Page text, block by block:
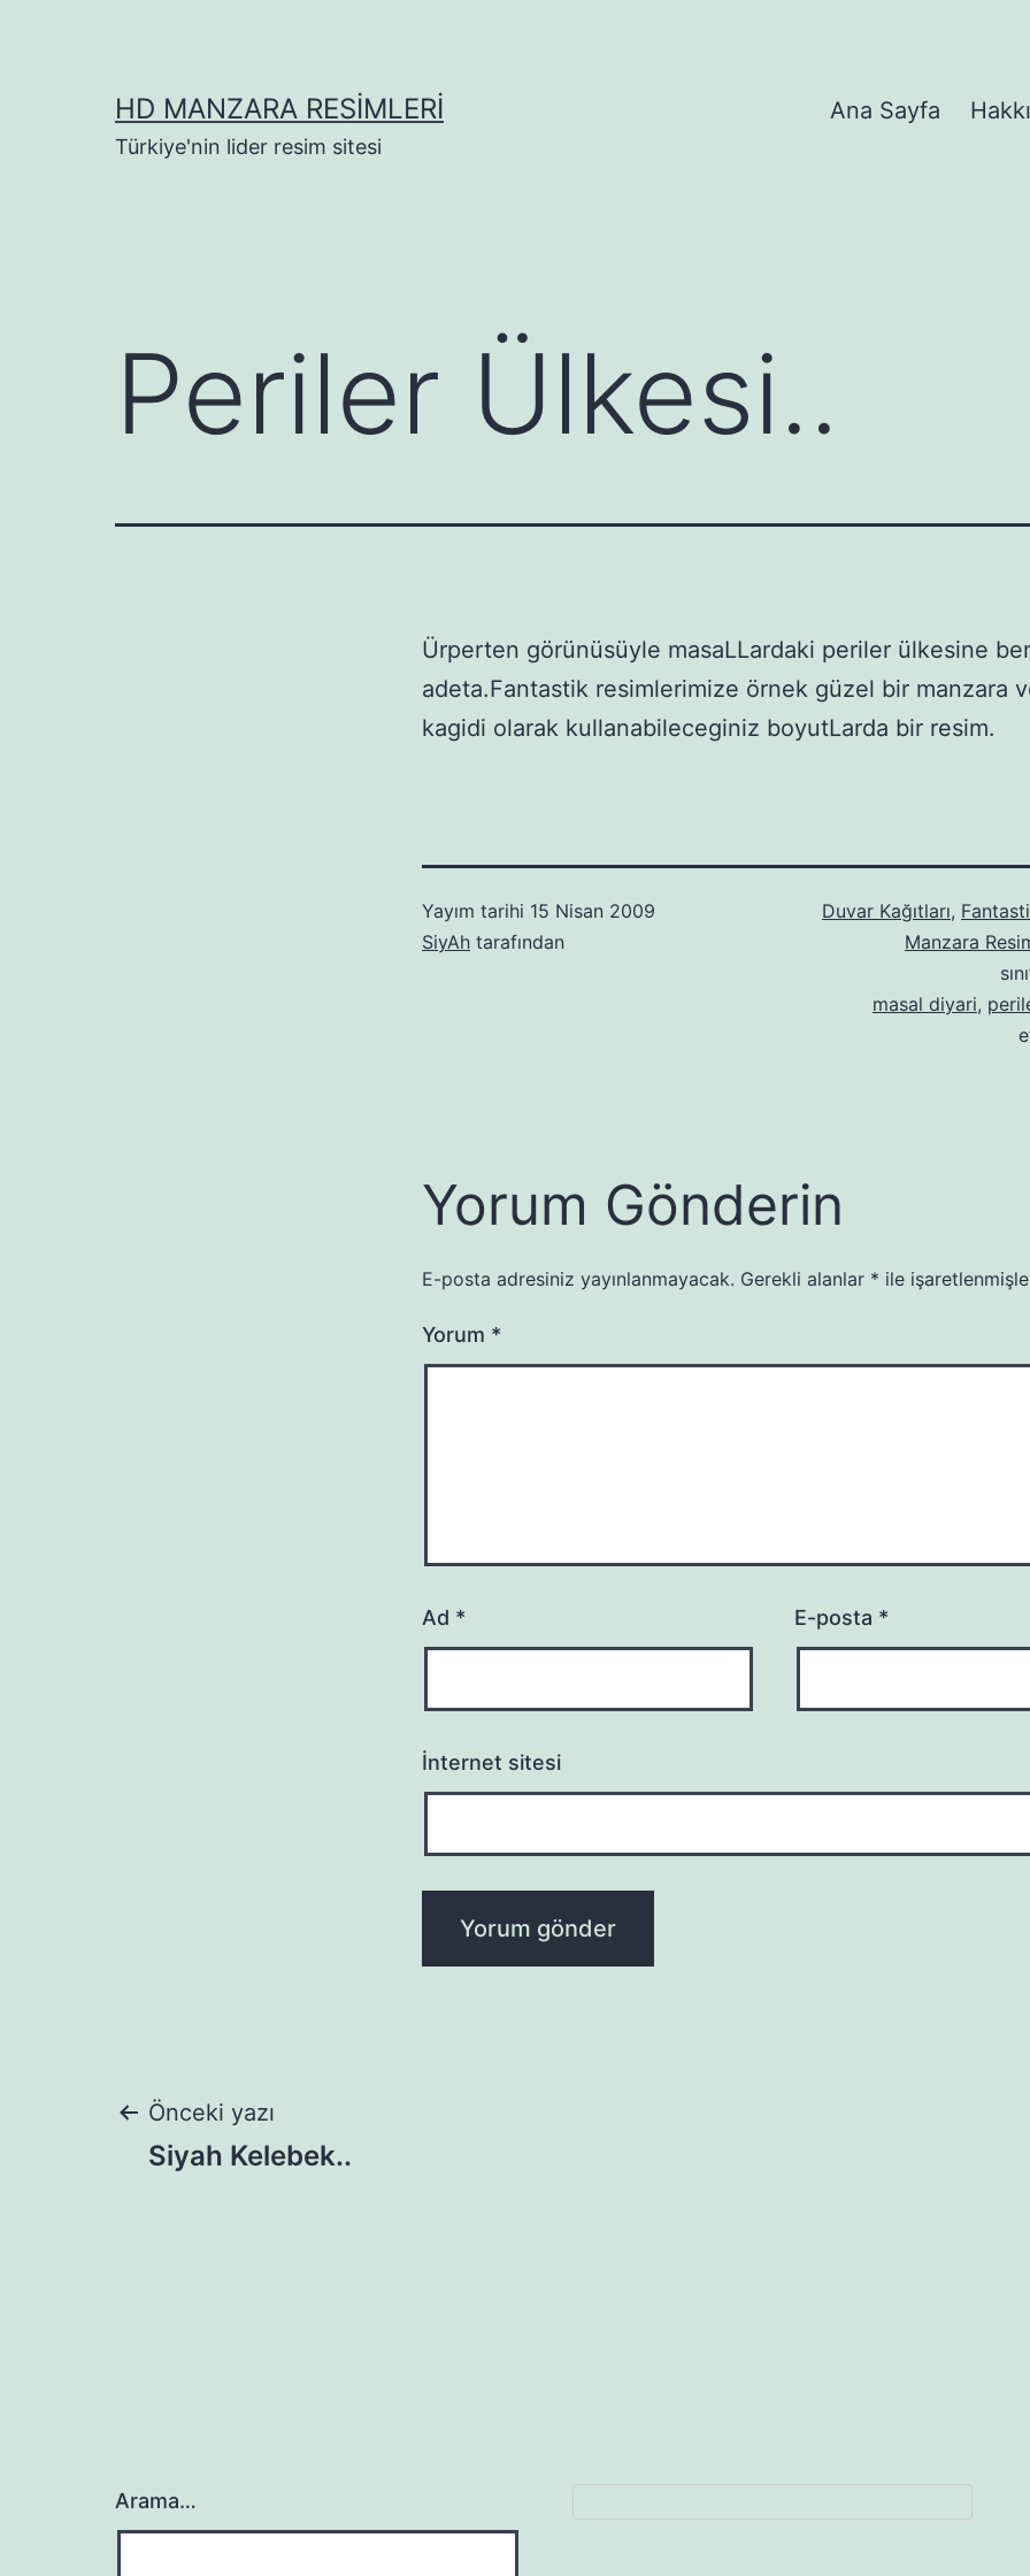
HD MANZARA RESIMLERI
Türkiye'nin lider resim sitesi
Ana Sayfa
Periler Ülkesi..
Ürperten görünüsüyle masaLLardaki periler ülkesine
adeta.Fantastik resimlerimize örnek güzel bir manzara
kagidi olarak kullanabileceginiz boyutLarda bir resim.
Yayım tarihi 15 Nisan 2009
SiyAh tarafından
Duvar Kağıtları,
Manzara
masal diyari,
Yorum Gönderin
E-posta adresiniz yayınlanmayacak. Gerekli alanlar * ile
Yorum *
Ad * E-posta *
İnternet sitesi
Yazı
Önceki yazı
Siyah Kelebek..
Arama…